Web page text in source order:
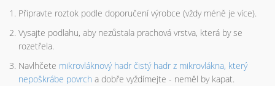
Připravte roztok podle doporučení výrobce (vždy méně je více).
Vysajte podlahu, aby nezůstala prachová vrstva, která by se
rozetřela.
Navlhčete mikrovláknový hadr čistý hadr z mikrovlákna, který
nepoškrábe povrch a dobře vyždímejte - neměl by kapat.